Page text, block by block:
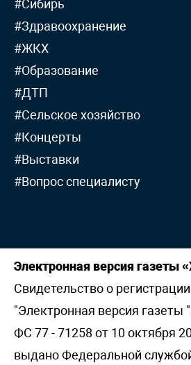
#Сибирь
#Здравоохранение
#ЖКХ
#Образование
#ДТП
#Сельское хозяйство
#Концерты
#Выставки
#Вопрос специалисту
Электронная версия газеты
Свидетельство о
"Электронная версия
ФС 77 - 71258 от 10 октября
выдано Федеральной